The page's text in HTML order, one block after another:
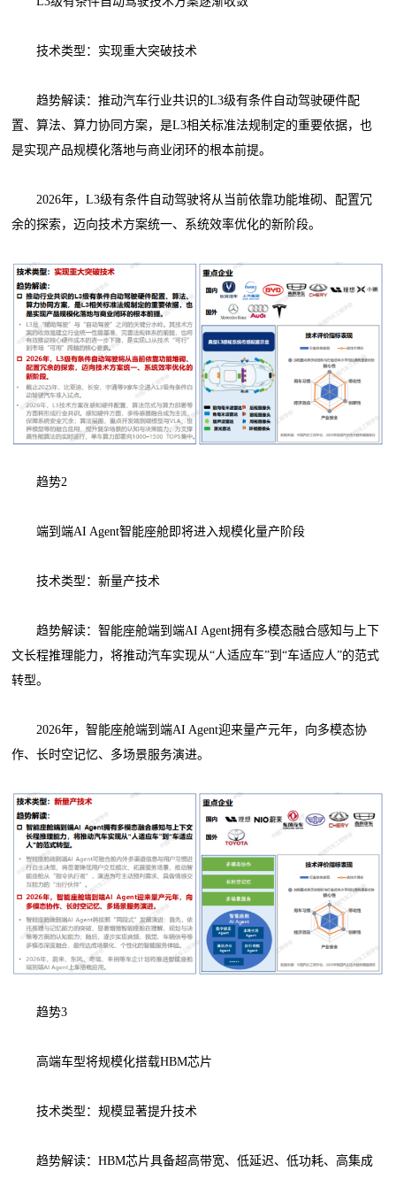
技术类型：实现重大突破技术
趋势解读：推动汽车行业共识的L3级有条件自动驾驶硬件配
置、算法、算力协同方案，是L3相关标准法规制定的重要依据，也
是实现产品规模化落地与商业闭环的根本前提。
2026年，L3级有条件自动驾驶将从当前依靠功能堆砌、配置冗
余的探索，迈向技术方案统一、系统效率优化的新阶段。
趋势2
端到端AI Agent智能座舱即将进入规模化量产阶段
技术类型：新量产技术
趋势解读：智能座舱端到端AI Agent拥有多模态融合感知与上下
文长程推理能力，将推动汽车实现从“人适应车”到“车适应人”的范式
转型。
2026年，智能座舱端到端AI Agent迎来量产元年，向多模态协
作、长时空记忆、多场景服务演进。
趋势3
高端车型将规模化搭载HBM芯片
技术类型：规模显著提升技术
趋势解读：HBM芯片具备超高带宽、低延迟、低功耗、高集成